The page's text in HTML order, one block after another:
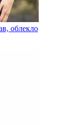
облекло